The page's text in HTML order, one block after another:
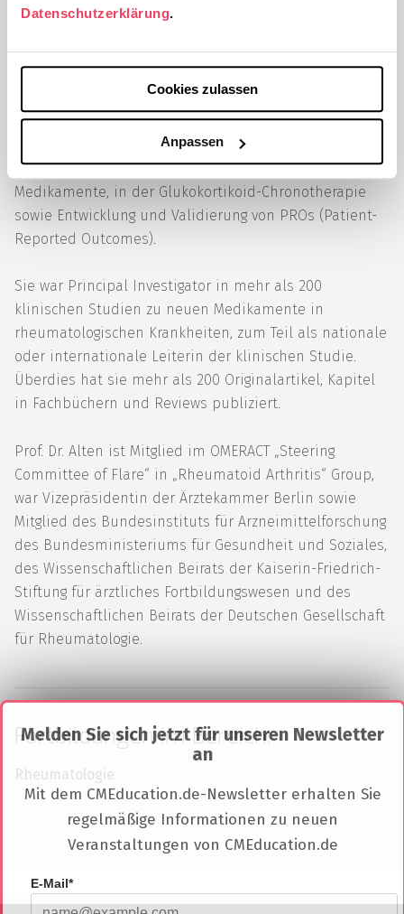
Datenschutzerklärung.
Cookies zulassen
Anpassen
Rheumatologie der Schlosspark-Klinik Berlin. Im Jahr
2017 wurde sie zur Professorin ernannt.
Die Forschungsschwerpunkte von Prof. Dr. Alten liegen
in der Entwicklung und systematischen Bewertung
neuer biologischer und immunmodulatorischer
Medikamente, in der Glukokortikoid-Chronotherapie
sowie Entwicklung und Validierung von PROs (Patient-
Reported Outcomes).
Sie war Principal Investigator in mehr als 200
klinischen Studien zu neuen Medikamente in
rheumatologischen Krankheiten, zum Teil als nationale
oder internationale Leiterin der klinischen Studie.
Überdies hat sie mehr als 200 Originalartikel, Kapitel
in Fachbüchern und Reviews publiziert.
Prof. Dr. Alten ist Mitglied im OMERACT „Steering
Committee of Flare“ in „Rheumatoid Arthritis“ Group,
war Vizepräsidentin der Ärztekammer Berlin sowie
Mitglied des Bundesinstituts für Arzneimittelforschung
des Bundesministeriums für Gesundheit und Soziales,
des Wissenschaftlichen Beirats der Kaiserin-Friedrich-
Stiftung für ärztliches Fortbildungswesen und des
Wissenschaftlichen Beirats der Deutschen Gesellschaft
für Rheumatologie.
Fortbildungen im Bereich:
Rheumatologie
Melden Sie sich jetzt für unseren Newsletter
an
Mit dem CMEducation.de-Newsletter erhalten Sie
regelmäßige Informationen zu neuen
Veranstaltungen von CMEducation.de
E-Mail*